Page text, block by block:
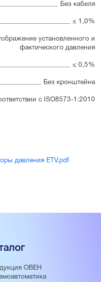
Без кабеля
≤ 1,0%
установленного и
фактического давления
≤ 0,5%
Без кронштейна
с ISO8573-1:2010
давления ETV.pdf
ОВЕН